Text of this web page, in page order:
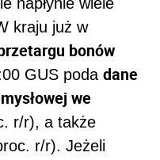
kraju już w
bonów
GUS poda dane
we
r/r), a także
r/r). Jeżeli